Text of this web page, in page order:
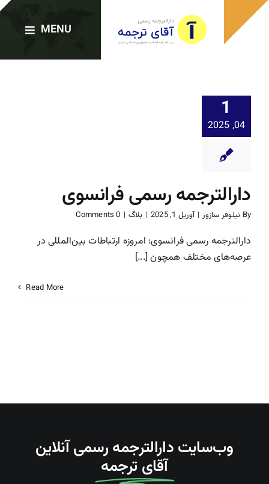
Skip
MENU
دارالترجمه‌ها
خدمات ترجمه
ترجمه رسمی فوری
وبلاگ
1
04, 2025
دارالترجمه رسمی فرانسوی
By نیلوفر سازور | آوریل 1, 2025 | بلاگ |
0 Comments
دارالترجمه رسمی فرانسوی: امروزه ارتباطات بین‌المللی در
عرصه‌های مختلف همچون [...]
Read More
وب‌سایت دارالترجمه رسمی آنلاین
آقای ترجمه